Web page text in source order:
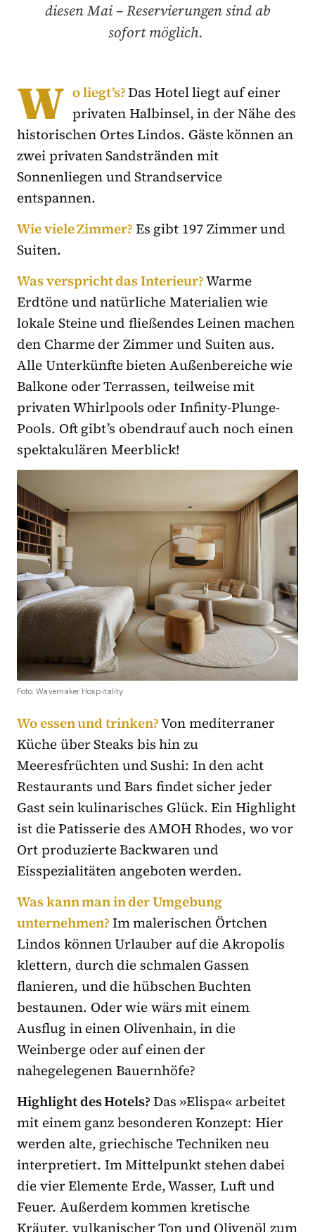
diesen Mai – Reservierungen sind ab
sofort möglich.
W o liegt’s?Das Hotel liegt auf einer
privaten Halbinsel, in der Nähe des
historischen Ortes Lindos. Gäste können an
zwei privaten Sandstränden mit
Sonnenliegen und Strandservice
entspannen.
Wie viele Zimmer?Es gibt 197 Zimmer und
Suiten.
Was verspricht das Interieur?Warme
Erdtöne und natürliche Materialien wie
lokale Steine und fließendes Leinen machen
den Charme der Zimmer und Suiten aus.
Alle Unterkünfte bieten Außenbereiche wie
Balkone oder Terrassen, teilweise mit
privaten Whirlpools oder Infinity-Plunge-
Pools. Oft gibt’s obendrauf auch noch einen
spektakulären Meerblick!
Foto: Wavemaker Hospitality
Wo essen und trinken?Von mediterraner
Küche über Steaks bis hin zu
Meeresfrüchten und Sushi: In den acht
Restaurants und Bars findet sicher jeder
Gast sein kulinarisches Glück. Ein Highlight
ist die Patisserie des AMOH Rhodes, wo vor
Ort produzierte Backwaren und
Eisspezialitäten angeboten werden.
Was kann man in der Umgebung
unternehmen?Im malerischen Örtchen
Lindos können Urlauber auf die Akropolis
klettern, durch die schmalen Gassen
flanieren, und die hübschen Buchten
bestaunen. Oder wie wärs mit einem
Ausflug in einen Olivenhain, in die
Weinberge oder auf einen der
nahegelegenen Bauernhöfe?
Highlight des Hotels?Das »Elispa« arbeitet
mit einem ganz besonderen Konzept: Hier
werden alte, griechische Techniken neu
interpretiert. Im Mittelpunkt stehen dabei
die vier Elemente Erde, Wasser, Luft und
Feuer. Außerdem kommen kretische
Kräuter, vulkanischer Ton und Olivenöl zum